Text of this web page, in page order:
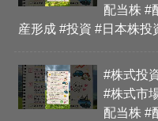
配当株 #
産形成 #投資 #日本株投
#株式投
#株式市
配当株 #